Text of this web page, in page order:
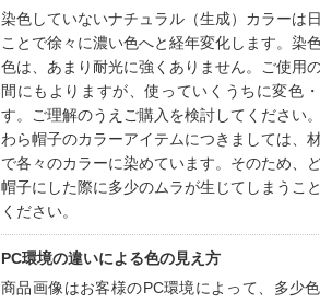
染色していないナチュラル（生成）カラーは
ことで徐々に濃い色へと経年変化します。染
色は、あまり耐光に強くありません。ご使用
間にもよりますが、使っていくうちに変色
す。ご理解のうえご購入を検討してください
わら帽子のカラーアイテムにつきましては、
で各々のカラーに染めています。そのため、
帽子にした際に多少のムラが生じてしまうこ
ください。
PC環境の違いによる色の見え方
商品画像はお客様のPC環境によって、多少